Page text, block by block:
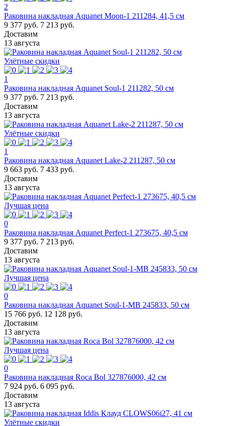
2
Раковина накладная Aquanet Moon-1 211284, 41,5 см
9 377 руб. 7 213 руб.
Доставим
13 августа
Улётные скидки
1
Раковина накладная Aquanet Soul-1 211282, 50 см
9 377 руб. 7 213 руб.
Доставим
13 августа
Улётные скидки
1
Раковина накладная Aquanet Lake-2 211287, 50 см
9 663 руб. 7 433 руб.
Доставим
13 августа
Лучшая цена
0
Раковина накладная Aquanet Perfect-1 273675, 40,5 см
9 377 руб. 7 213 руб.
Доставим
13 августа
Лучшая цена
0
Раковина накладная Aquanet Soul-1-MB 245833, 50 см
15 766 руб. 12 128 руб.
Доставим
13 августа
Лучшая цена
0
Раковина накладная Roca Bol 327876000, 42 см
7 924 руб. 6 095 руб.
Доставим
13 августа
Улётные скидки